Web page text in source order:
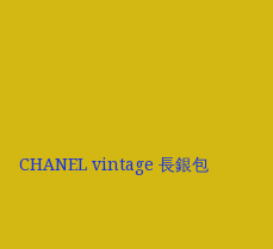
CHANEL vintage 長銀包